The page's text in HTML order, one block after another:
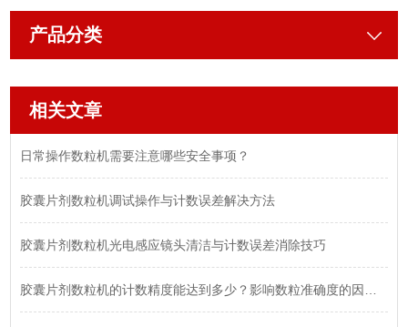
产品分类
相关文章
日常操作数粒机需要注意哪些安全事项？
胶囊片剂数粒机调试操作与计数误差解决方法
胶囊片剂数粒机光电感应镜头清洁与计数误差消除技巧
胶囊片剂数粒机的计数精度能达到多少？影响数粒准确度的因素有哪些？深度解析来了！